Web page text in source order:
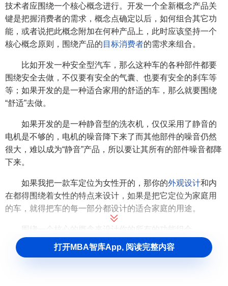
技术者应围绕一个核心概念进行。开发一个全新概念产品关
键是把握消费者的需求，概念点确定以后，如何组合其它功
能，或者说把此概念附加在何种产品上，此时应该坚持一个
核心概念原则，围绕产品的 目标消费者的需求来组合。
比如开发一种安全型汽车，那么这种车的各种部件都要
围绕安全去做，不仅要有安全的气囊、也要有安全的刹车等
等；如果开发的是一种适合家用的舒适的车，那么就要围绕
“舒适”去做。
如果开发的是一种静音型的洗衣机，仅仅采用了静音的
电机是不够的，电机的噪音降下来了而其他部件的噪音仍然
很大，难以成为“静音”产品，所以要让其所有的部件噪音都降
下来。
如果我把一款车定位为女性开的，那你的外观设计和内
在都得围绕着女性的特点来设计，如果是把它定位为家庭用
的车，就得把车的每一部分都设计的适合家庭的用途。
围绕一个核心的概念来设计你的所有的功能组合。
3、全新产品原则打开MBA智库App, 阅读完整内容